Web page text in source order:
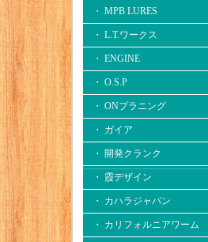
・ MPB LURES
・ L.T.ワークス
・ ENGINE
・ O.S.P
・ ONプラニング
・ ガイア
・ 開発クランク
・ 霞デザイン
・ カハラジャパン
・ カリフォルニアワーム